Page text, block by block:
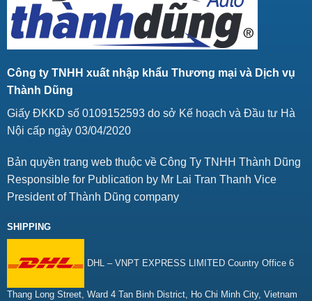
Công ty TNHH xuất nhập khẩu Thương mại và Dịch vụ
Thành Dũng
Giấy ĐKKD số 0109152593 do sở Kế hoạch và Đầu tư Hà
Nội cấp ngày 03/04/2020
Bản quyền trang web thuộc về Công Ty TNHH Thành Dũng
Responsible for Publication by Mr Lai Tran Thanh Vice
President of Thành Dũng company
SHIPPING
DHL – VNPT EXPRESS LIMITED Country Office 6
Thang Long Street, Ward 4 Tan Binh District, Ho Chi Minh City, Vietnam